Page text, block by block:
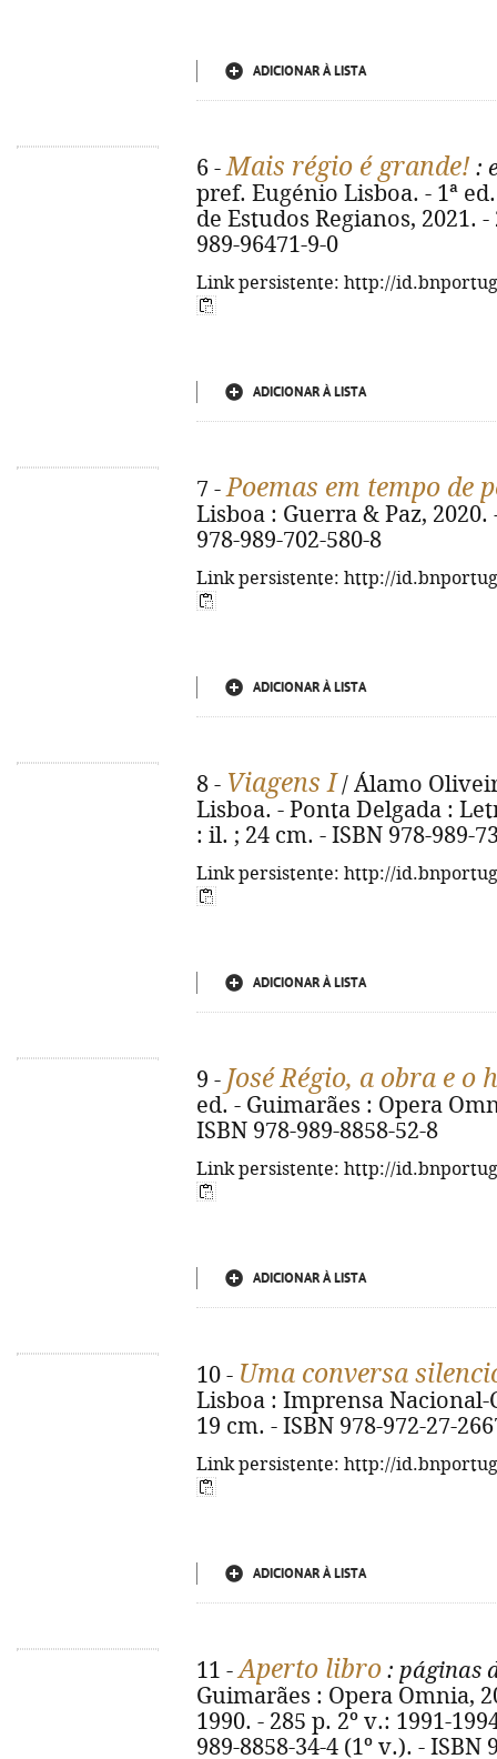
ADICIONAR À LISTA
6 -Mais régio é grande! :
pref. Eugénio Lisboa. - 1ª
de Estudos Regianos, 2021.
989-96471-9-0
Link persistente: http://
ADICIONAR À LISTA
7 -Poemas em tempo de
Lisboa : Guerra & Paz,
978-989-702-580-8
Link persistente: http://
ADICIONAR À LISTA
8 - Viagens I / Álamo
Lisboa. - Ponta Delgada :
: il. ; 24 cm. - ISBN 978-989-
Link persistente: http://
ADICIONAR À LISTA
9 - José Régio, a obra e o
ed. - Guimarães : Opera
ISBN 978-989-8858-52-8
Link persistente: http://
ADICIONAR À LISTA
10 - Uma conversa
Lisboa : Imprensa Nacional-
19 cm. - ISBN 978-972-27-
Link persistente: http://
ADICIONAR À LISTA
11 -Aperto libro : páginas
Guimarães : Opera Omnia,
1990. - 285 p. 2º v.: 1991-
989-8858-34-4 (1º v.). - ISBN